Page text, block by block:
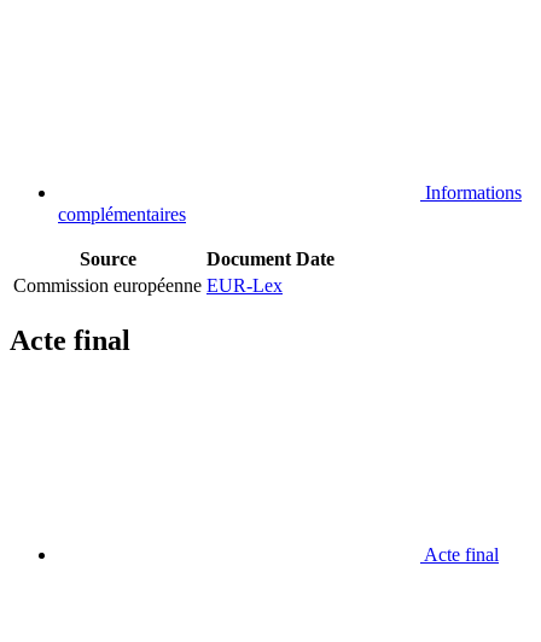
Informations
complémentaires
Source Document Date
Commission européenne EUR-Lex
Acte final
Acte final